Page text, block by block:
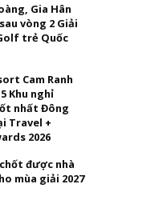
Gia Hân
vòng 2 Giải
trẻ Quốc
Cam Ranh
Khu nghỉ
nhất Đông
Travel +
2026
được nhà
mùa giải 2027